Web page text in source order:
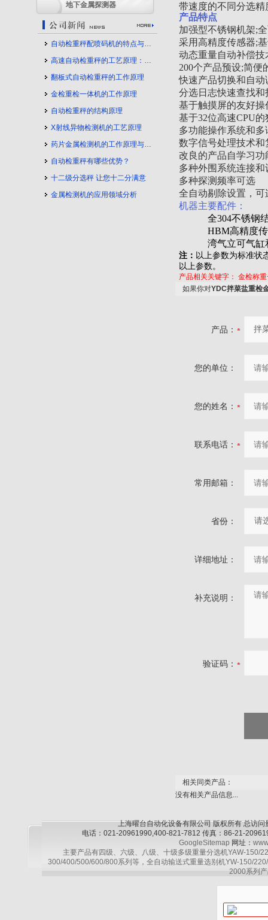
地下金属探测器
自动检重秤配喷码机的特点与应用
高速自动检重秤的工艺原理：守护产品质量的幕后力量
翻板式自动检重秤的工作原理
金检重检一体机的工作原理
自动检重秤的结构原理
X射线异物检测机的工艺原理
药片金属检测机的工作原理与工艺流程
自动检重秤有哪些优势？
十二级分选秤 让您十二分满意
金属检测机的应用领域分析
带速度的不同分选
产品特点
加强型不锈钢机架;
采用高精度传感器;
动态重量自动补偿
200个产品预设;简便
快速产品切换和自
分选日志快速查找和
基于触摸屏的友好操
基于32位高速CPU
多功能操作系统和多
数字信号处理技术
改良的产品自学习功
多种外围系统连接和
多种探测频率可选
全自动剔除设置，
机器主要配件：
全304不锈钢
HBM高精度
湾气立可气
注： 以上参数为标准状
以上参数。
产品相关关键字：金检称
如果你对YDC拌菜盐重检
产品：
您的单位：
您的姓名：
联系电话：
常用邮箱：
省份：
详细地址：
补充说明：
验证码：
相关同类产品：
没有相关产品信息...
上海曜台自动化设备有限公司 版权所有 总访问
电话：021-20961990,400-821-7812 传真：86-21-
GoogleSitemap 网址：
主要产品有四级、六级、八级、十级多级重量分选机YAW-
300/400/500/600/800系列等，全自动输送式重量选别机YW-150/
2000系列